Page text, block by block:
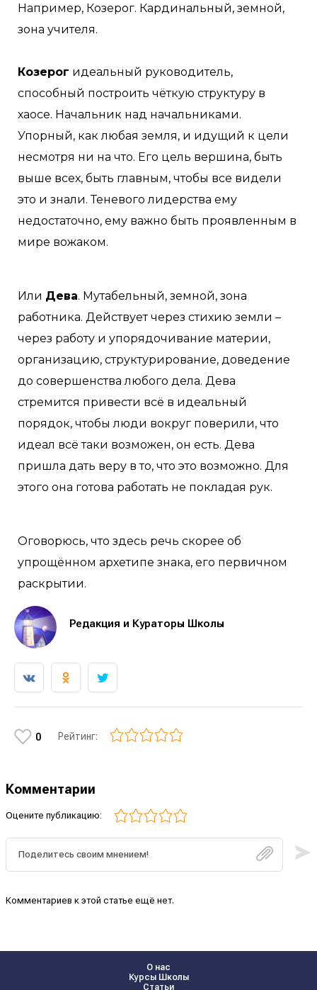
Например, Козерог. Кардинальный, земной,
зона учителя.
Козерог идеальный руководитель,
способный построить чёткую структуру в
хаосе. Начальник над начальниками.
Упорный, как любая земля, и идущий к цели
несмотря ни на что. Его цель вершина, быть
выше всех, быть главным, чтобы все видели
это и знали. Теневого лидерства ему
недостаточно, ему важно быть проявленным в
мире вожаком.
Или Дева. Мутабельный, земной, зона
работника. Действует через стихию земли –
через работу и упорядочивание материи,
организацию, структурирование, доведение
до совершенства любого дела. Дева
стремится привести всё в идеальный
порядок, чтобы люди вокруг поверили, что
идеал всё таки возможен, он есть. Дева
пришла дать веру в то, что это возможно. Для
этого она готова работать не покладая рук.
Оговорюсь, что здесь речь скорее об
упрощённом архетипе знака, его первичном
раскрытии.
Редакция и Кураторы Школы
0 Рейтинг:
Комментарии
Оцените публикацию:
Комментариев к этой статье ещё нет.
О нас
Курсы Школы
Статьи